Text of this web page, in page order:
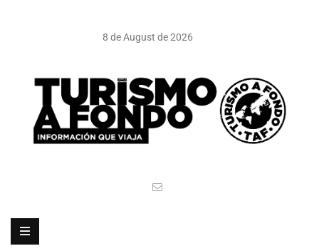
8 de August de 2026